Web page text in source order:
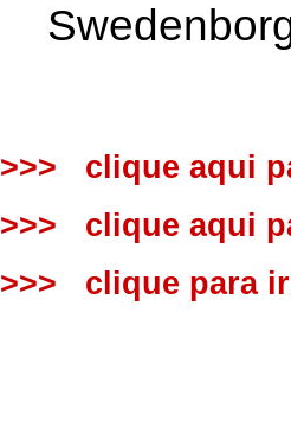
>>> clique aqui
>>> clique aqui
>>> clique para ir